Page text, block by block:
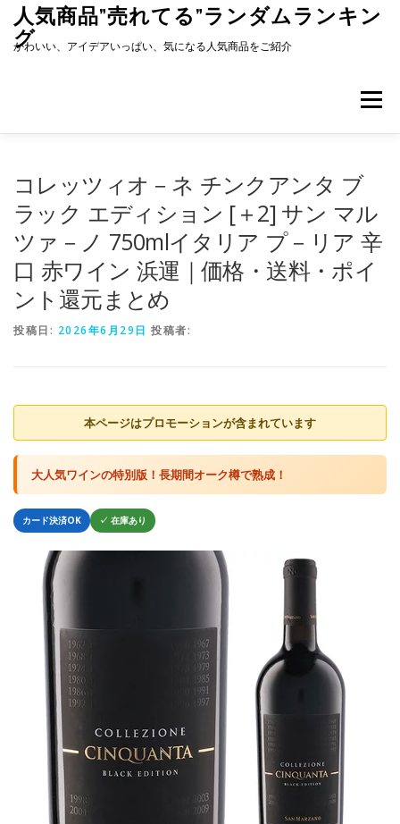
キ
人気商品”売れてる”ランダムランキン
グ
かわいい、アイデアいっぱい、気になる人気商品をご紹介
メニュー
コレッツィオ－ネ チンクアンタ ブ
ラック エディション [＋2] サン マル
ツァ－ノ 750mlイタリア プ－リア 辛
口 赤ワイン 浜運｜価格・送料・ポイ
ント還元まとめ
投稿日: 2026年6月29日 投稿者:
本ページはプロモーションが含まれています
大人気ワインの特別版！長期間オーク樽で熟成！
カード決済OK ✓ 在庫あり